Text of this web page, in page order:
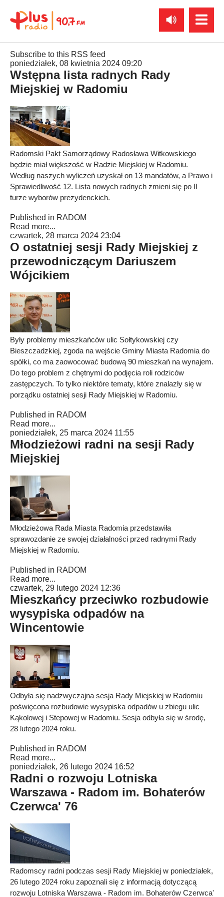
Subscribe to this RSS feed
poniedziałek, 08 kwietnia 2024 09:20
Wstępna lista radnych Rady
Miejskiej w Radomiu
Radomski Pakt Samorządowy Radosława Witkowskiego
będzie miał większość w Radzie Miejskiej w Radomiu.
Według naszych wyliczeń uzyskał on 13 mandatów, a Prawo i
Sprawiedliwość 12. Lista nowych radnych zmieni się po II
turze wyborów prezydenckich.
Published in RADOM
Read more...
czwartek, 28 marca 2024 23:04
O ostatniej sesji Rady Miejskiej z
przewodniczącym Dariuszem
Wójcikiem
Były problemy mieszkańców ulic Sołtykowskiej czy
Bieszczadzkiej, zgoda na wejście Gminy Miasta Radomia do
spółki, co ma zaowocować budową 90 mieszkań na wynajem.
Do tego problem z chętnymi do podjęcia roli rodziców
zastępczych. To tylko niektóre tematy, które znalazły się w
porządku ostatniej sesji Rady Miejskiej w Radomiu.
Published in RADOM
Read more...
poniedziałek, 25 marca 2024 11:55
Młodzieżowi radni na sesji Rady
Miejskiej
Młodzieżowa Rada Miasta Radomia przedstawiła
sprawozdanie ze swojej działalności przed radnymi Rady
Miejskiej w Radomiu.
Published in RADOM
Read more...
czwartek, 29 lutego 2024 12:36
Mieszkańcy przeciwko rozbudowie
wysypiska odpadów na
Wincentowie
Odbyła się nadzwyczajna sesja Rady Miejskiej w Radomiu
poświęcona rozbudowie wysypiska odpadów u zbiegu ulic
Kąkolowej i Stepowej w Radomiu. Sesja odbyła się w środę,
28 lutego 2024 roku.
Published in RADOM
Read more...
poniedziałek, 26 lutego 2024 16:52
Radni o rozwoju Lotniska
Warszawa - Radom im. Bohaterów
Czerwca' 76
Radomscy radni podczas sesji Rady Miejskiej w poniedziałek,
26 lutego 2024 roku zapoznali się z informacją dotyczącą
rozwoju Lotniska Warszawa - Radom im. Bohaterów Czerwca'